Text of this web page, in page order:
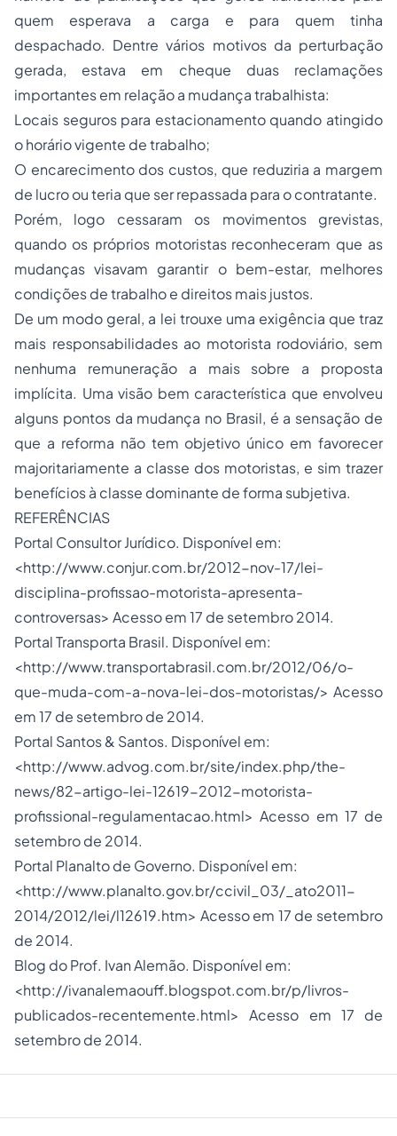
quem esperava a carga e para quem tinha
despachado. Dentre vários motivos da perturbação
gerada, estava em cheque duas reclamações
importantes em relação a mudança trabalhista:
Locais seguros para estacionamento quando atingido
o horário vigente de trabalho;
O encarecimento dos custos, que reduziria a margem
de lucro ou teria que ser repassada para o contratante.
Porém, logo cessaram os movimentos grevistas,
quando os próprios motoristas reconheceram que as
mudanças visavam garantir o bem-estar, melhores
condições de trabalho e direitos mais justos.
De um modo geral, a lei trouxe uma exigência que traz
mais responsabilidades ao motorista rodoviário, sem
nenhuma remuneração a mais sobre a proposta
implícita. Uma visão bem característica que envolveu
alguns pontos da mudança no Brasil, é a sensação de
que a reforma não tem objetivo único em favorecer
majoritariamente a classe dos motoristas, e sim trazer
benefícios à classe dominante de forma subjetiva.
REFERÊNCIAS
Portal Consultor Jurídico. Disponível em:
<http://www.conjur.com.br/2012-nov-17/lei-
disciplina-profissao-motorista-apresenta-
controversas> Acesso em 17 de setembro 2014.
Portal Transporta Brasil. Disponível em:
<http://www.transportabrasil.com.br/2012/06/o-
que-muda-com-a-nova-lei-dos-motoristas/> Acesso
em 17 de setembro de 2014.
Portal Santos & Santos. Disponível em:
<http://www.advog.com.br/site/index.php/the-
news/82-artigo-lei-12619-2012-motorista-
profissional-regulamentacao.html> Acesso em 17 de
setembro de 2014.
Portal Planalto de Governo. Disponível em:
<http://www.planalto.gov.br/ccivil_03/_ato2011-
2014/2012/lei/l12619.htm> Acesso em 17 de setembro
de 2014.
Blog do Prof. Ivan Alemão. Disponível em:
<http://ivanalemaouff.blogspot.com.br/p/livros-
publicados-recentemente.html> Acesso em 17 de
setembro de 2014.